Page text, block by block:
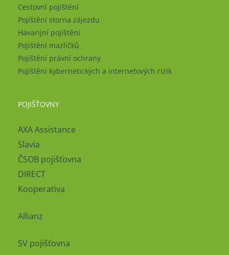
Cestovní pojištění
Pojištění storna zájezdu
Havarijní pojištění
Pojištění mazlíčků
Pojištění právní ochrany
Pojištění kybernetických a internetových rizik
POJIŠŤOVNY
AXA Assistance
Slavia
ČSOB pojišťovna
DIRECT
Kooperativa
Allianz
SV pojišťovna